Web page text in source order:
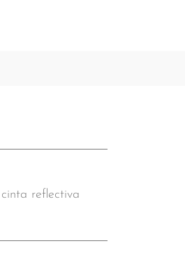
cinta reflectiva